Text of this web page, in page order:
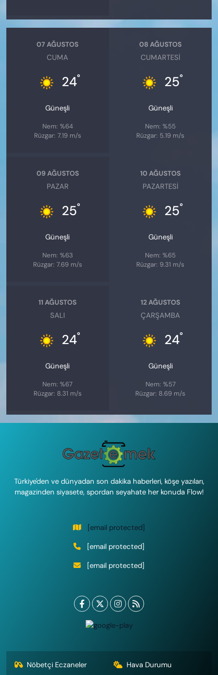
07 AĞUSTOS
CUMA
24°
Güneşli
Nem: %64
Rüzgar: 7.19 m/s
08 AĞUSTOS
CUMARTESI
25°
Güneşli
Nem: %55
Rüzgar: 5.19 m/s
09 AĞUSTOS
PAZAR
25°
Güneşli
Nem: %63
Rüzgar: 7.69 m/s
10 AĞUSTOS
PAZARTESI
25°
Güneşli
Nem: %65
Rüzgar: 9.31 m/s
11 AĞUSTOS
SALI
24°
Güneşli
Nem: %67
Rüzgar: 8.31 m/s
12 AĞUSTOS
ÇARŞAMBA
24°
Güneşli
Nem: %57
Rüzgar: 8.69 m/s
Türkiye'den ve dünyadan son dakika haberleri, köşe yazıları,
magazinden siyasete, spordan seyahate her konuda Flow!
[email protected]
[email protected]
[email protected]
Nöbetçi Eczaneler Hava Durumu